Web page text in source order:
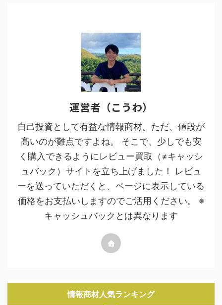
運営者（こうわ）
自己投資として有益な情報商材。ただ、値段が
高いのが難点ですよね。 そこで、少しでも安
く購入できるようにレビュー買取（≠キャッシ
ュバック）サイトを立ち上げました！ レビュ
ーを送っていただくと、ページに表示している
価格をお支払いしますのでご活用ください。 ※
キャッシュバックとは異なります
情報商材人気ランキング